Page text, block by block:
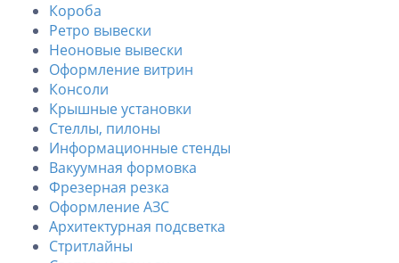
Короба
Ретро вывески
Неоновые вывески
Оформление витрин
Консоли
Крышные установки
Стеллы, пилоны
Информационные стенды
Вакуумная формовка
Фрезерная резка
Оформление АЗС
Архитектурная подсветка
Стритлайны